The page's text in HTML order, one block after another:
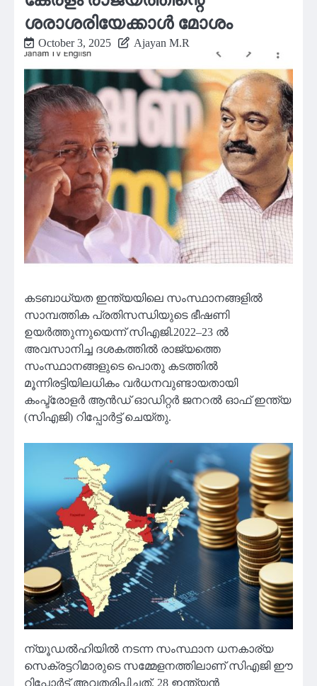
ശരാശരിയേക്കാൾ മോശം
October 3, 2025 Ajayan M.R
കടബാധ്യത ഇന്ത്യയിലെ സംസ്ഥാനങ്ങളിൽ
സാമ്പത്തിക പ്രതിസന്ധിയുടെ ഭീഷണി
ഉയർത്തുന്നുയെന്ന് സിഎജി.2022–23 ൽ
അവസാനിച്ച ദശകത്തിൽ രാജ്യത്തെ
സംസ്ഥാനങ്ങളുടെ പൊതു കടത്തിൽ
മൂന്നിരട്ടിയിലധികം വർധനവുണ്ടായതായി
കംപ്ട്രോളർ ആൻഡ് ഓഡിറ്റർ ജനറൽ ഓഫ് ഇന്ത്യ
(സിഎജി) റിപ്പോർട്ട് ചെയ്തു.
ന്യൂഡൽഹിയിൽ നടന്ന സംസ്ഥാന ധനകാര്യ
സെക്രട്ടറിമാരുടെ സമ്മേളനത്തിലാണ് സിഎജി ഈ
റിപ്പോർട്ട് അവതരിപ്പിച്ചത്. 28 ഇന്ത്യൻ